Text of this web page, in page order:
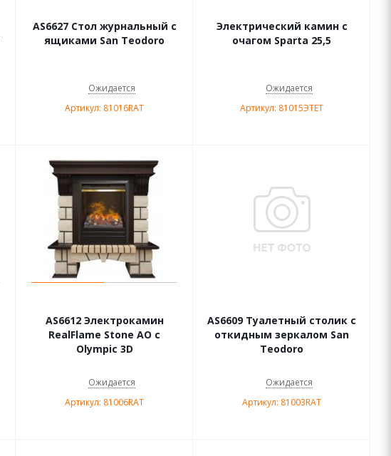
AS6627 Стол журнальный с
ящиками San Teodoro
Ожидается
Артикул: 81016RAT
Электрический камин с
очагом Sparta 25,5
Ожидается
Артикул: 81015ЭTET
AS6612 Электрокамин
RealFlame Stone AO с
Olympic 3D
Ожидается
Артикул: 81006RAT
AS6609 Туалетный столик с
откидным зеркалом San
Teodoro
Ожидается
Артикул: 81003RAT